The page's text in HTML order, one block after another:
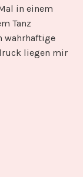
in einem
Tanz
wahrhaftige
liegen mir